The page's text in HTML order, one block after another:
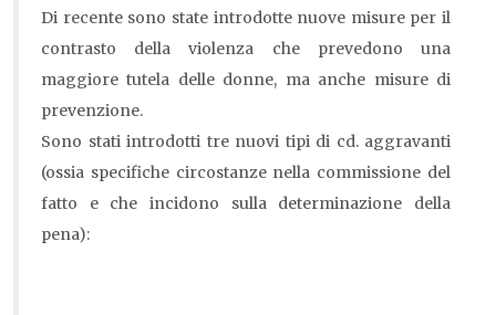
Di recente sono state introdotte nuove misure per il
contrasto della violenza che prevedono una
maggiore tutela delle donne, ma anche misure di
prevenzione.
Sono stati introdotti tre nuovi tipi di cd. aggravanti
(ossia specifiche circostanze nella commissione del
fatto e che incidono sulla determinazione della
pena):